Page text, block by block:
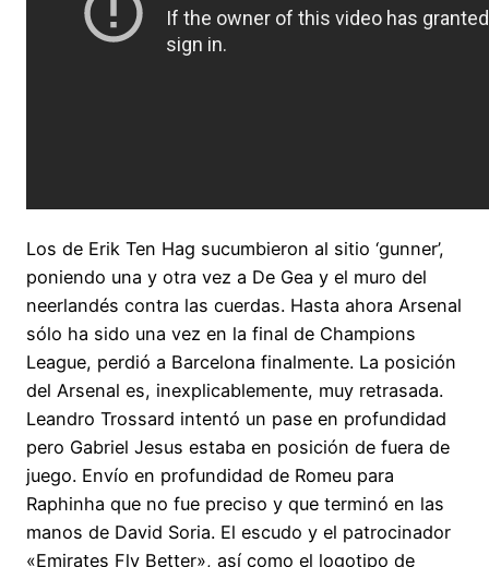
Los de Erik Ten Hag sucumbieron al sitio ‘gunner’,
poniendo una y otra vez a De Gea y el muro del
neerlandés contra las cuerdas. Hasta ahora Arsenal
sólo ha sido una vez en la final de Champions
League, perdió a Barcelona finalmente. La posición
del Arsenal es, inexplicablemente, muy retrasada.
Leandro Trossard intentó un pase en profundidad
pero Gabriel Jesus estaba en posición de fuera de
juego. Envío en profundidad de Romeu para
Raphinha que no fue preciso y que terminó en las
manos de David Soria. El escudo y el patrocinador
«Emirates Fly Better», así como el logotipo de